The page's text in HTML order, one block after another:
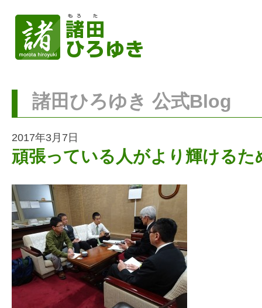
諸田ひろゆき 公式Blog
2017年3月7日
頑張っている人がより輝けるた